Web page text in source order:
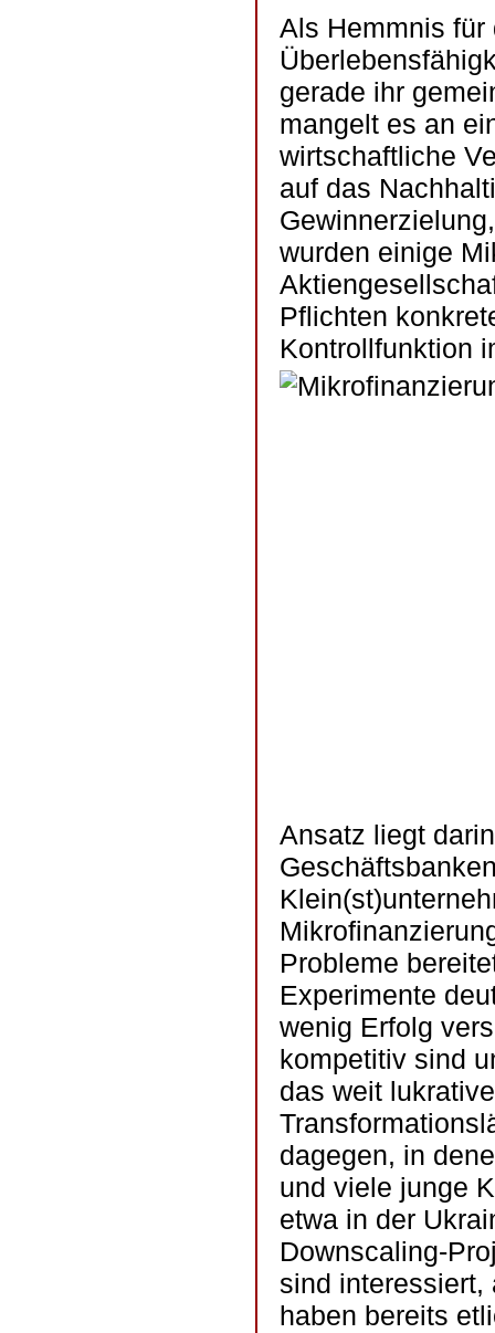
Als Hemmnis für
gerade ihr
mangelt es an
wirtschaftliche
auf das
wurden einige
Pflichten
Kontrollfunktion
Ansatz liegt
Probleme
Experimente
wenig Erfolg
kompetitiv sind
das weit
dagegen, in
und viele junge
etwa in der
Downscaling-
sind interessiert,
haben bereits